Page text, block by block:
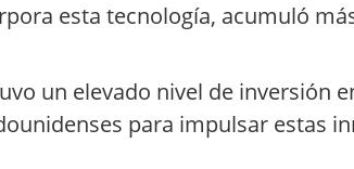
esta tecnología, acumuló
un elevado nivel de inversión
para impulsar estas